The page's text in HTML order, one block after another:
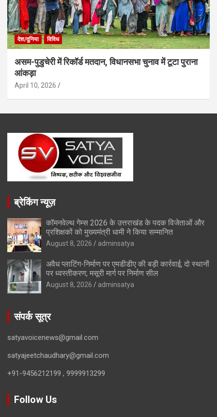
देश/दुनिया विविध
असम-पुडुचेरी में रिकॉर्ड मतदान, विधानसभा चुनाव में टूटा पुराना
आंकड़ा
April 10, 2026
ब्रेकिंग न्यूज़
कॉमनवेल्थ गेम्स 2026 के उत्तराखंड के पदक विजेताओं और
प्रशिक्षकों को मुख्यमंत्री धामी ने किया सम्मानित
August 8, 2026 adminsatya
अवैध प्लाटिंग-निर्माण पर एमडीडीए की बड़ी कार्रवाई, दो स्थानों
पर ध्वस्तीकरण; मसूरी मार्ग पर निर्माण सील
August 8, 2026 adminsatya
संपर्क सूत्र
satyavoicenews@gmail.com
satyajeetchaudhary@gmail.com
+91-9456212199 , 9999913299
Follow Us